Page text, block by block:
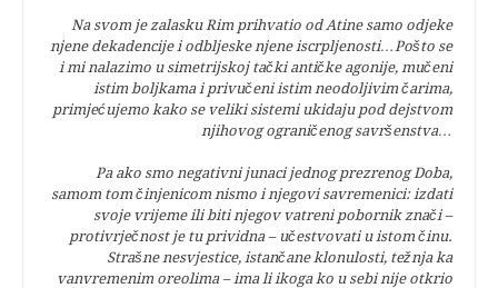
Na svom je zalasku Rim prihvatio od Atine samo odjeke
njene dekadencije i odbljeske njene iscrpljenosti…Pošto se
i mi nalazimo u simetrijskoj tački antičke agonije, mučeni
istim boljkama i privučeni istim neodoljivim čarima,
primjećujemo kako se veliki sistemi ukidaju pod dejstvom
njihovog ograničenog savršenstva…
Pa ako smo negativni junaci jednog prezrenog Doba,
samom tom činjenicom nismo i njegovi savremenici: izdati
svoje vrijeme ili biti njegov vatreni pobornik znači –
protivrječnost je tu prividna – učestvovati u istom činu.
Strašne nesvjestice, istančane klonulosti, težnja ka
vanvremenim oreolima – ima li ikoga ko u sebi nije otkrio